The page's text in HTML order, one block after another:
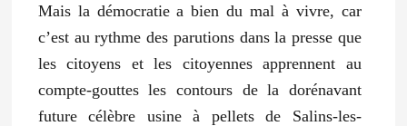
Mais la démocratie a bien du mal à vivre, car
c’est au rythme des parutions dans la presse que
les citoyens et les citoyennes apprennent au
compte-gouttes les contours de la dorénavant
future célèbre usine à pellets de Salins-les-